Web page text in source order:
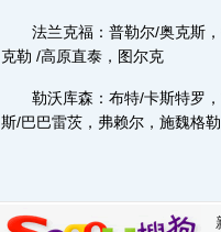
法兰克福：普勒尔/奥克斯，
克勒 /高原直泰，图尔克
勒沃库森：布特/卡斯特罗，
斯/巴巴雷茨，弗赖尔，施魏格勒